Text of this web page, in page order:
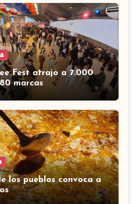
Fest atrajo a 7.000
marcas
los pueblos convoca a